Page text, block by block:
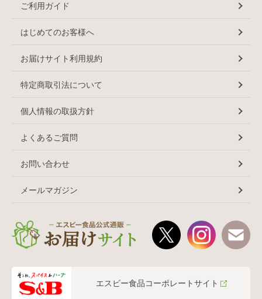
ご利用ガイド
はじめてのお客様へ
お届けサイト利用規約
特定商取引法について
個人情報の取扱方針
よくあるご質問
お問い合わせ
メールマガジン
エスビー食品コーポレートサイト